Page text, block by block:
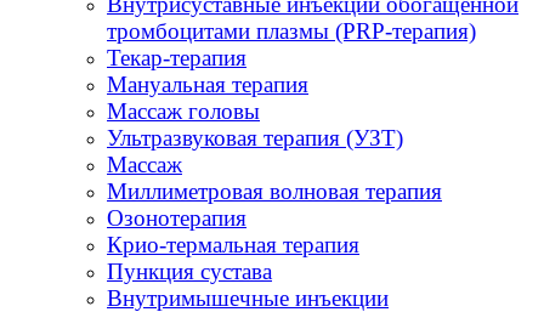
тромбоцитами плазмы (PRP-терапия)
Текар-терапия
Мануальная терапия
Массаж головы
Ультразвуковая терапия (УЗТ)
Массаж
Миллиметровая волновая терапия
Озонотерапия
Крио-термальная терапия
Пункция сустава
Внутримышечные инъекции